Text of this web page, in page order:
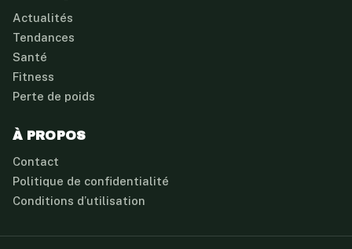
Actualités
Tendances
Santé
Fitness
Perte de poids
À PROPOS
Contact
Politique de confidentialité
Conditions d’utilisation